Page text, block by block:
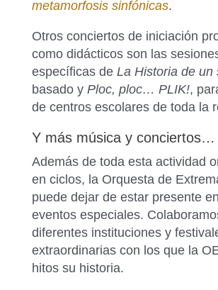
metamorfosis sinfónicas.
Otros conciertos de iniciación
como didácticos son las
específicas de La Historia de un
basado y Ploc, ploc… PLIK!,
de centros escolares de toda la
Y más música y conciertos…
Además de toda esta actividad
en ciclos, la Orquesta de
puede dejar de estar presente
eventos especiales.
diferentes instituciones y
extraordinarias con los que la
hitos su historia.